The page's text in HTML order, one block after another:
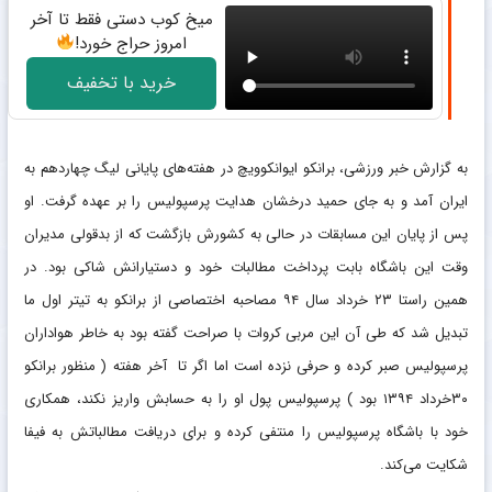
میخ کوب دستی فقط تا آخر
امروز حراج خورد!
خرید با تخفیف
به گزارش خبر ورزشی، برانکو ایوانکوویچ در هفته‌های پایانی لیگ چهاردهم به
ایران آمد و به جای حمید درخشان هدایت پرسپولیس را بر عهده گرفت. او
پس از پایان این مسابقات در حالی به کشورش بازگشت که از بدقولی مدیران
وقت این باشگاه بابت پرداخت مطالبات خود و دستیارانش شاکی بود. در
همین راستا ۲۳ خرداد سال ۹۴ مصاحبه اختصاصی از برانکو به تیتر اول ما
تبدیل شد که طی آن این مربی کروات با صراحت گفته بود به خاطر هواداران
پرسپولیس صبر کرده و حرفی نزده است اما اگر تا آخر هفته ( منظور برانکو
۳۰خرداد ۱۳۹۴ بود ) پرسپولیس پول او را به حسابش واریز نکند، همکاری
خود با باشگاه پرسپولیس را منتفی کرده و برای دریافت مطالباتش به فیفا
شکایت می‌کند.